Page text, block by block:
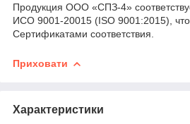
Продукция ООО «СПЗ-4»
ИСО 9001-20015 (ISO 9001:2015),
Сертификатами соответствия.
Приховати
Характеристики